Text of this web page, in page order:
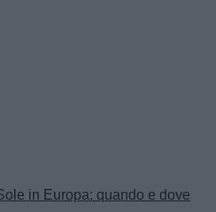
in Europa: quando e dove